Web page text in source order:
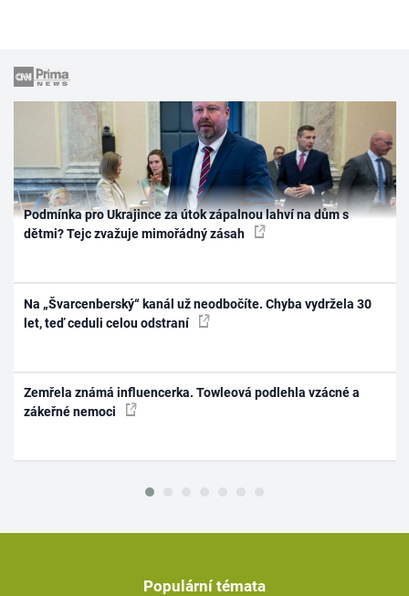
Podmínka pro Ukrajince za útok zápalnou lahví na dům s
dětmi? Tejc zvažuje mimořádný zásah
Na „Švarcenberský“ kanál už neodbočíte. Chyba vydržela 30
let, teď ceduli celou odstraní
Zemřela známá influencerka. Towleová podlehla vzácné a
zákeřné nemoci
Populární témata